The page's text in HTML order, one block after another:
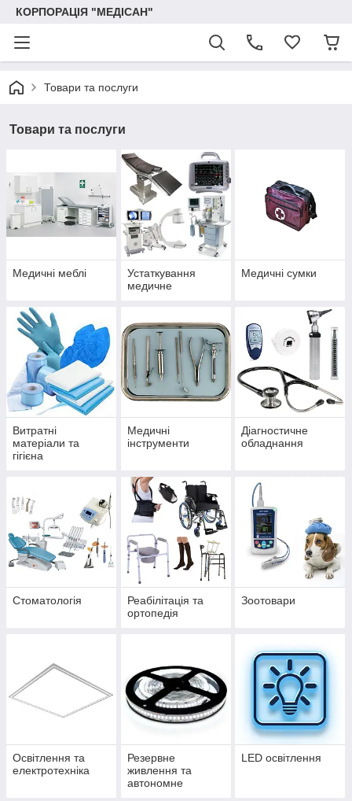
КОРПОРАЦІЯ "МЕДІСАН"
Товари та послуги
Товари та послуги
Медичні меблі
Устаткування
медичне
Медичні сумки
Витратні
матеріали та
гігієна
Медичні
інструменти
Діагностичне
обладнання
Стоматологія
Реабілітація та
ортопедія
Зоотовари
Освітлення та
електротехніка
Резервне
живлення та
автономне
LED освітлення